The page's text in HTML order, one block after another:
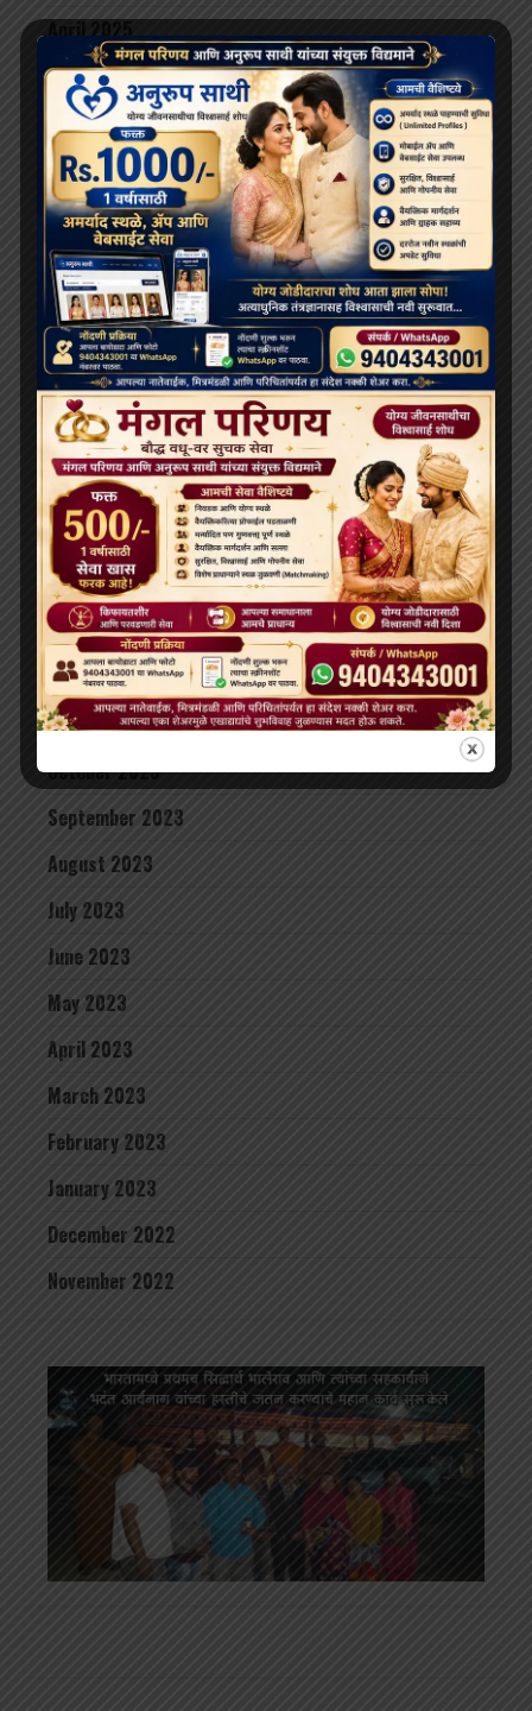
April 2025
March 2025
February 2025
January 2025
December 2024
November 2024
October 2024
August 2024
June 2024
May 2024
April 2024
March 2024
February 2024
January 2024
December 2023
November 2023
October 2023
September 2023
August 2023
July 2023
June 2023
May 2023
April 2023
March 2023
February 2023
January 2023
December 2022
November 2022